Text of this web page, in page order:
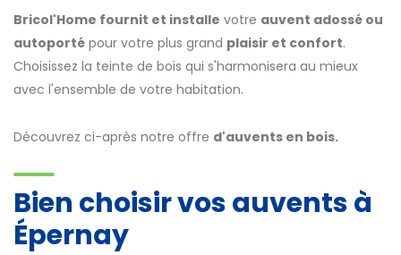
Bricol'Home fournit et installe votre auvent adossé ou
autoporté pour votre plus grand plaisir et confort.
Choisissez la teinte de bois qui s'harmonisera au mieux
avec l'ensemble de votre habitation.
Découvrez ci-après notre offre d'auvents en bois.
Bien choisir vos auvents à
Épernay